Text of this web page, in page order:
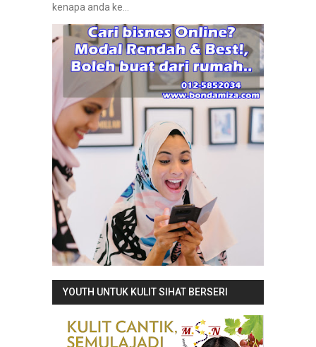
kenapa anda ke...
YOUTH UNTUK KULIT SIHAT BERSERI